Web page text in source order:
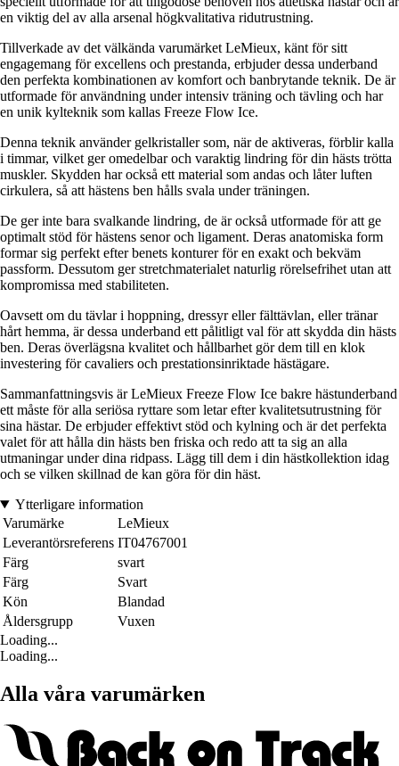
en viktig del av alla arsenal högkvalitativa ridutrustning.
Tillverkade av det välkända varumärket LeMieux, känt för sitt
engagemang för excellens och prestanda, erbjuder dessa underband
den perfekta kombinationen av komfort och banbrytande teknik. De är
utformade för användning under intensiv träning och tävling och har
en unik kylteknik som kallas Freeze Flow Ice.
Denna teknik använder gelkristaller som, när de aktiveras, förblir kalla
i timmar, vilket ger omedelbar och varaktig lindring för din hästs trötta
muskler. Skydden har också ett material som andas och låter luften
cirkulera, så att hästens ben hålls svala under träningen.
De ger inte bara svalkande lindring, de är också utformade för att ge
optimalt stöd för hästens senor och ligament. Deras anatomiska form
formar sig perfekt efter benets konturer för en exakt och bekväm
passform. Dessutom ger stretchmaterialet naturlig rörelsefrihet utan att
kompromissa med stabiliteten.
Oavsett om du tävlar i hoppning, dressyr eller fälttävlan, eller tränar
hårt hemma, är dessa underband ett pålitligt val för att skydda din hästs
ben. Deras överlägsna kvalitet och hållbarhet gör dem till en klok
investering för cavaliers och prestationsinriktade hästägare.
Sammanfattningsvis är LeMieux Freeze Flow Ice bakre hästunderband
ett måste för alla seriösa ryttare som letar efter kvalitetsutrustning för
sina hästar. De erbjuder effektivt stöd och kylning och är det perfekta
valet för att hålla din hästs ben friska och redo att ta sig an alla
utmaningar under dina ridpass. Lägg till dem i din hästkollektion idag
och se vilken skillnad de kan göra för din häst.
Ytterligare information
Varumärke
LeMieux
Leverantörsreferens IT04767001
Färg
svart
Färg
Svart
Kön
Blandad
Åldersgrupp
Vuxen
Loading...
Loading...
Alla våra varumärken